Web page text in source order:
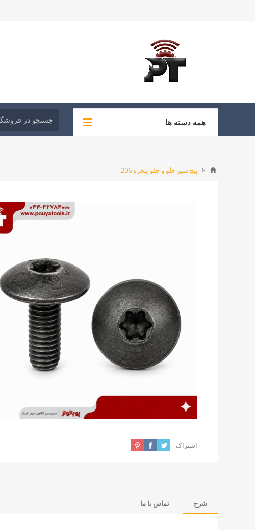
همه دسته ها
پیچ سپر جلو و جلو پنجره 206
اشتراک:
شرح تماس با ما